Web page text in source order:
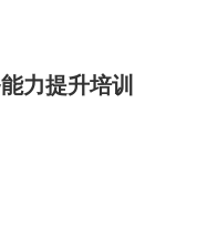
力提升培训